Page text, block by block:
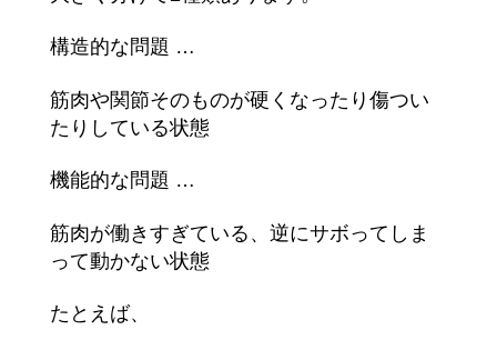
構造的な問題 …
筋肉や関節そのものが硬くなったり傷つい
たりしている状態
機能的な問題 …
筋肉が働きすぎている、逆にサボってしま
って動かない状態
たとえば、